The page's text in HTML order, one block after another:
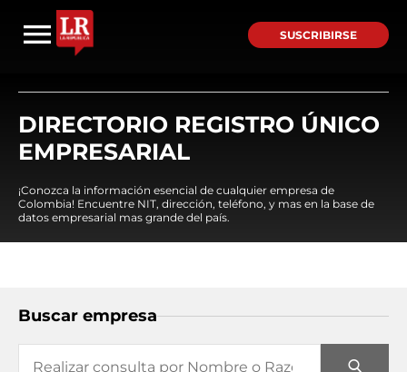
SUSCRIBIRSE
DIRECTORIO REGISTRO ÚNICO
EMPRESARIAL
¡Conozca la información esencial de cualquier empresa de
Colombia! Encuentre NIT, dirección, teléfono, y mas en la base de
datos empresarial mas grande del país.
Buscar empresa